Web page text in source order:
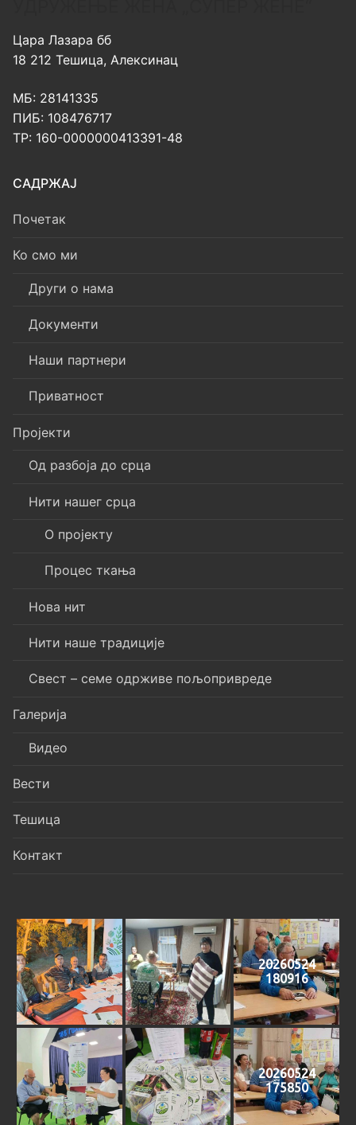
Цара Лазара бб
18 212 Тешица, Алексинац
МБ: 28141335
ПИБ: 108476717
ТР: 160-0000000413391-48
САДРЖАЈ
Почетак
Ко смо ми
Други о нама
Документи
Наши партнери
Приватност
Пројекти
Од разбоја до срца
Нити нашег срца
О пројекту
Процес ткања
Нова нит
Нити наше традиције
Свест – семе одрживе пољопривреде
Галерија
Видео
Вести
Тешица
Контакт
20260524
180916
20260524
175850